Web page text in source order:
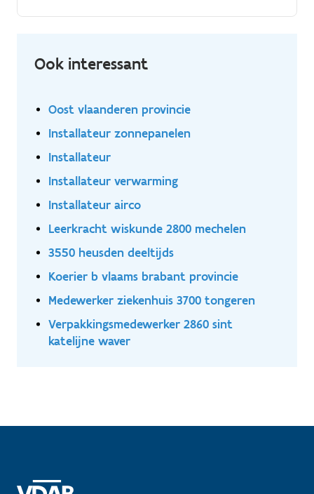
grotere installaties Zelfstandig kunnen werken Sociale
Ook interessant
Oost vlaanderen provincie
Installateur zonnepanelen
Installateur
Installateur verwarming
Installateur airco
Leerkracht wiskunde 2800 mechelen
3550 heusden deeltijds
Koerier b vlaams brabant provincie
Medewerker ziekenhuis 3700 tongeren
Verpakkingsmedewerker 2860 sint
katelijne waver